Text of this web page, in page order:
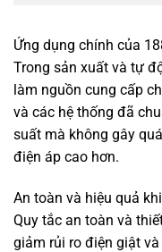
Ứng dụng chính của
Trong sản xuất và tự
làm nguồn cung cấp
và các hệ thống đã
suất mà không gây
điện áp cao hơn.
An toàn và hiệu quả
Quy tắc an toàn và
giảm rủi ro điện giật